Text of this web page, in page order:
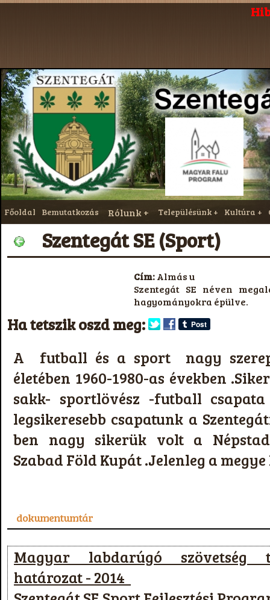
Főoldal Bemutatkozás Rólunk Településünk Kultúra
Szentegát SE (Sport)
Cím:Almás u
Szentegát SE néven
hagyományokra épülve.
Ha tetszik oszd meg:
A futball és a sport nagy
életében 1960-1980-as években
sakk- sportlövész -futball
legsikeresebb csapatunk a
ben nagy sikerük volt a
Szabad Föld Kupát .Jelenleg a
dokumentumtár
Magyar labdarúgó szövetség
határozat - 2014